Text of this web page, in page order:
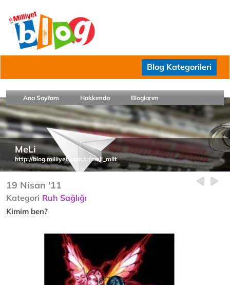
Blog Kategorileri
Ana Sayfam Hakkımda Bloglarım
MeLi
http://blog.milliyet.com.tr/meli_mllt
19 Nisan '11
Kategori Ruh Sağlığı
Kimim ben?